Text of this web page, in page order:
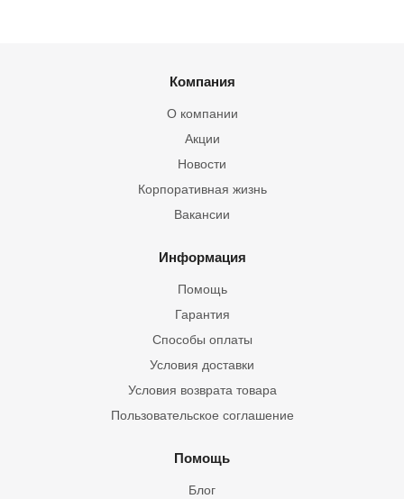
Компания
О компании
Акции
Новости
Корпоративная жизнь
Вакансии
Информация
Помощь
Гарантия
Способы оплаты
Условия доставки
Условия возврата товара
Пользовательское соглашение
Помощь
Блог